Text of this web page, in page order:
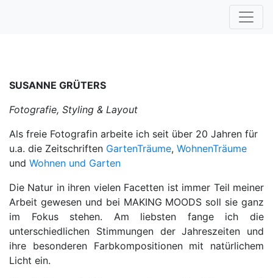
SUSANNE GRÜTERS
Fotografie, Styling & Layout
Als freie Fotografin arbeite ich seit über 20 Jahren für
u.a. die Zeitschriften GartenTräume, WohnenTräume
und Wohnen und Garten
Die Natur in ihren vielen Facetten ist immer Teil meiner
Arbeit gewesen und bei MAKING MOODS soll sie ganz
im Fokus stehen. Am liebsten fange ich die
unterschiedlichen Stimmungen der Jahreszeiten und
ihre besonderen Farbkompositionen mit natürlichem
Licht ein.